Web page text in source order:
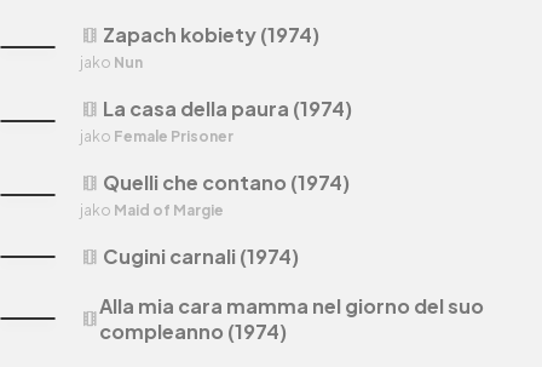
theaters Zapach kobiety (1974)
jako Nun
theaters La casa della paura (1974)
jako Female Prisoner
theaters Quelli che contano (1974)
jako Maid of Margie
theaters Cugini carnali (1974)
theatersAlla mia cara mamma nel giorno del suo
compleanno (1974)